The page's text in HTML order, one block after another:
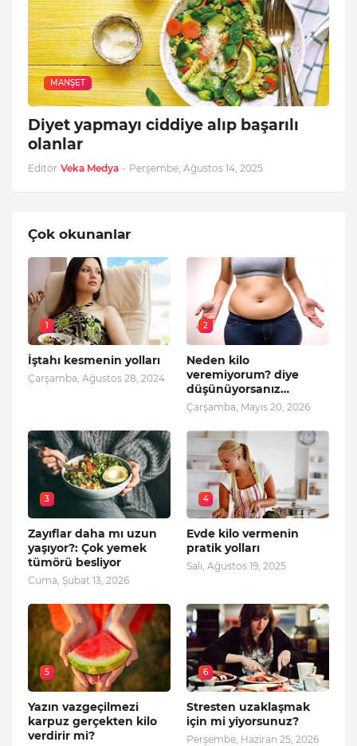
MANŞET
Diyet yapmayı ciddiye alıp başarılı
olanlar
Editör Veka Medya - Perşembe, Ağustos 14, 2025
Çok okunanlar
1
İştahı kesmenin yolları
Çarşamba, Ağustos 28, 2024
2
Neden kilo
veremiyorum? diye
düşünüyorsanız…
Çarşamba, Mayıs 20, 2026
3
Zayıflar daha mı uzun
yaşıyor?: Çok yemek
tümörü besliyor
Cuma, Şubat 13, 2026
4
Evde kilo vermenin
pratik yolları
Salı, Ağustos 19, 2025
5
Yazın vazgeçilmezi
karpuz gerçekten kilo
verdirir mi?
6
Stresten uzaklaşmak
için mi yiyorsunuz?
Perşembe, Haziran 25, 2026